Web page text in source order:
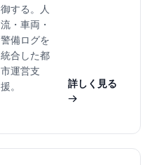
御する。人
流・車両・
警備ログを
統合した都
市運営支
援。
詳しく見る
→